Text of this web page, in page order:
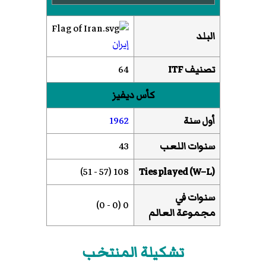
البلد
إيران
تصنيف ITF
64
كأس ديفيز
أول سنة
1962
سنوات اللعب
43
Ties played (W–L)
108 (57 - 51)
سنوات في
مجموعة العالم
0 (0 - 0)
تشكيلة المنتخب